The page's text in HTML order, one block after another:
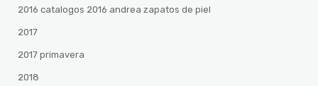
2016 catalogos 2016 andrea zapatos de piel
2017
2017 primavera
2018